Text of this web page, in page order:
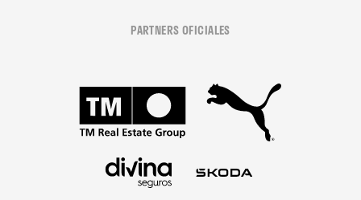
PARTNERS OFICIALES